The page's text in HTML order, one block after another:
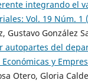
integrando el
Vol. 19 Núm. 1
Gustavo González
autopartes del
y
Otero, Gloria